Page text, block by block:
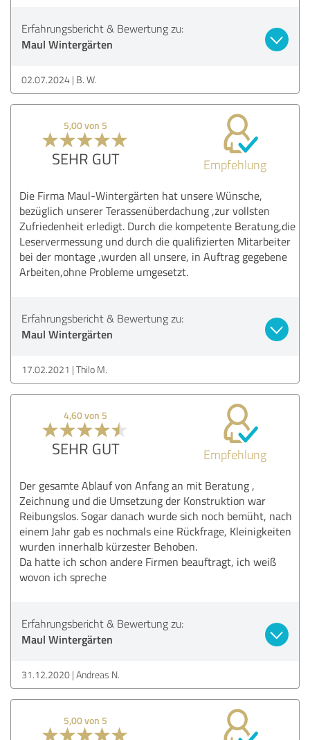
Erfahrungsbericht & Bewertung zu:
Maul Wintergärten
02.07.2024 B. W.
5,00 von 5
SEHR GUT Empfehlung
Die Firma Maul-Wintergärten hat unsere Wünsche,
bezüglich unserer Terassenüberdachung ,zur vollsten
Zufriedenheit erledigt. Durch die kompetente Beratung,die
Leservermessung und durch die qualifizierten Mitarbeiter
bei der montage ,wurden all unsere, in Auftrag gegebene
Arbeiten,ohne Probleme umgesetzt.
Erfahrungsbericht & Bewertung zu:
Maul Wintergärten
17.02.2021 Thilo M.
4,60 von 5
SEHR GUT Empfehlung
Der gesamte Ablauf von Anfang an mit Beratung ,
Zeichnung und die Umsetzung der Konstruktion war
Reibungslos. Sogar danach wurde sich noch bemüht, nach
einem Jahr gab es nochmals eine Rückfrage, Kleinigkeiten
wurden innerhalb kürzester Behoben.
Da hatte ich schon andere Firmen beauftragt, ich weiß
wovon ich spreche
Erfahrungsbericht & Bewertung zu:
Maul Wintergärten
31.12.2020 Andreas N.
5,00 von 5